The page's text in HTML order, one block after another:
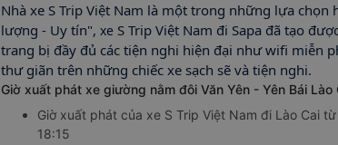
Nhà xe S Trip Việt Nam là một trong những lựa
lượng - Uy tín", xe S Trip Việt Nam đi Sapa đã tạo
trang bị đầy đủ các tiện nghi hiện đại như wifi miễn
thư giãn trên những chiếc xe sạch sẽ và tiện nghi.
Giờ xuất phát xe giường nằm đôi Văn Yên - Yên Bái
Giờ xuất phát của xe S Trip Việt Nam đi Lào Cai
18:15